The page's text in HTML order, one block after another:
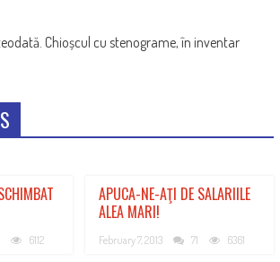
Chioșcul cu stenograme, în inventar
6112
APUCA-NE-AŢI DE SALARIILE
ALEA MARI!
February 7, 2013 71 6361